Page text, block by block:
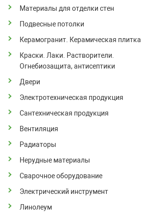
Материалы для отделки стен
Подвесные потолки
Керамогранит. Керамическая плитка
Краски. Лаки. Растворители.
Огнебиозащита, антисептики
Двери
Электротехническая продукция
Сантехническая продукция
Вентиляция
Радиаторы
Нерудные материалы
Сварочное оборудование
Электрический инструмент
Линолеум